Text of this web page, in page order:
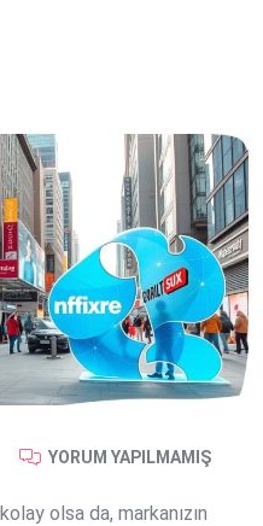
YORUM YAPILMAMIŞ
olsa da, markanızın